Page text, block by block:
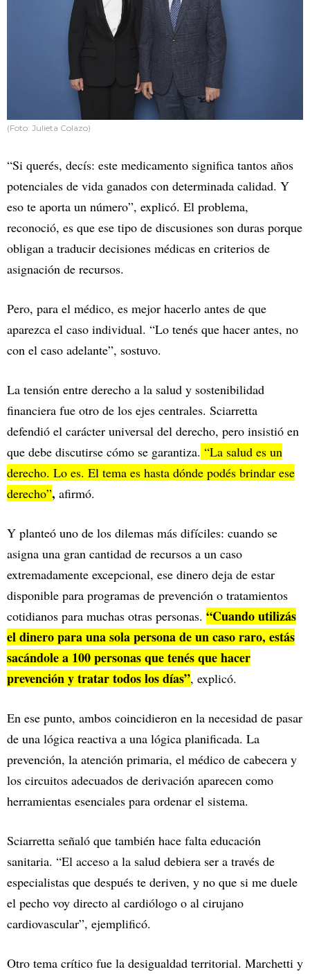
(Foto: Julieta Colazo)
“Si querés, decís: este medicamento significa tantos años
potenciales de vida ganados con determinada calidad. Y
eso te aporta un número”, explicó. El problema,
reconoció, es que ese tipo de discusiones son duras porque
obligan a traducir decisiones médicas en criterios de
asignación de recursos.
Pero, para el médico, es mejor hacerlo antes de que
aparezca el caso individual. “Lo tenés que hacer antes, no
con el caso adelante”, sostuvo.
La tensión entre derecho a la salud y sostenibilidad
financiera fue otro de los ejes centrales. Sciarretta
defendió el carácter universal del derecho, pero insistió en
que debe discutirse cómo se garantiza. “La salud es un
derecho. Lo es. El tema es hasta dónde podés brindar ese
derecho”, afirmó.
Y planteó uno de los dilemas más difíciles: cuando se
asigna una gran cantidad de recursos a un caso
extremadamente excepcional, ese dinero deja de estar
disponible para programas de prevención o tratamientos
cotidianos para muchas otras personas. “Cuando utilizás
el dinero para una sola persona de un caso raro, estás
sacándole a 100 personas que tenés que hacer
prevención y tratar todos los días”, explicó.
En ese punto, ambos coincidieron en la necesidad de pasar
de una lógica reactiva a una lógica planificada. La
prevención, la atención primaria, el médico de cabecera y
los circuitos adecuados de derivación aparecen como
herramientas esenciales para ordenar el sistema.
Sciarretta señaló que también hace falta educación
sanitaria. “El acceso a la salud debiera ser a través de
especialistas que después te deriven, y no que si me duele
el pecho voy directo al cardiólogo o al cirujano
cardiovascular”, ejemplificó.
Otro tema crítico fue la desigualdad territorial. Marchetti y